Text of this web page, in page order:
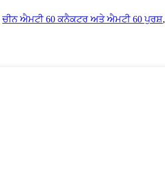
ਚੀਨ ਐਮਟੀ 60 ਕਨੈਕਟਰ ਅਤੇ ਐਮਟੀ 60 ਪੁਰਸ਼,